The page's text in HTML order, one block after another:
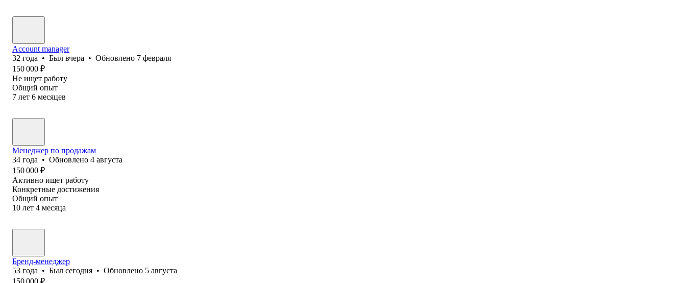
Account manager
32 года • Был вчера • Обновлено 7 февраля
150 000 ₽
Не ищет работу
Общий опыт
7 лет 6 месяцев
Менеджер по продажам
34 года • Обновлено 4 августа
150 000 ₽
Активно ищет работу
Конкретные достижения
Общий опыт
10 лет 4 месяца
Бренд-менеджер
53 года • Был сегодня • Обновлено 5 августа
150 000 ₽